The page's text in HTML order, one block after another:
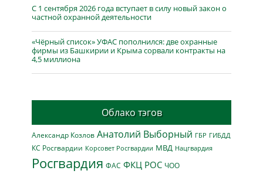
С 1 сентября 2026 года вступает в силу новый закон о
частной охранной деятельности
«Чёрный список» УФАС пополнился: две охранные
фирмы из Башкирии и Крыма сорвали контракты на
4,5 миллиона
Облако тэгов
Александр Козлов Анатолий Выборный ГБР ГИБДД
КС Росгвардии Корсовет Росгвардии МВД Нацгвардия
Росгвардия ФАС ФКЦ РОС ЧОО